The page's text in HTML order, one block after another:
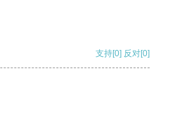
支持[0] 反对[0]